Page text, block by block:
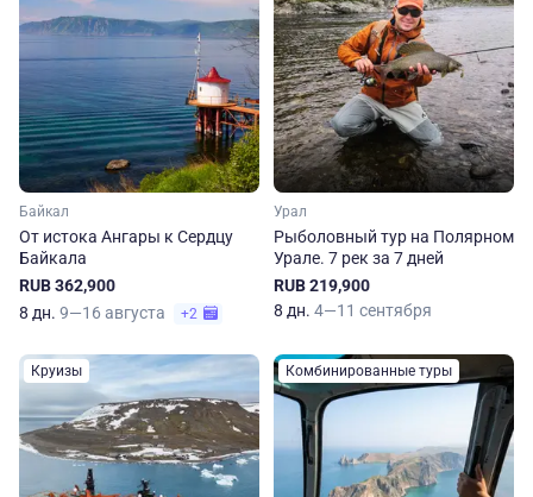
Байкал
От истока Ангары к Сердцу
Байкала
RUB 362,900
8 дн. 9—16 августа +2
Урал
Рыболовный тур на Полярном
Урале. 7 рек за 7 дней
RUB 219,900
8 дн. 4—11 сентября
Круизы Комбинированные туры